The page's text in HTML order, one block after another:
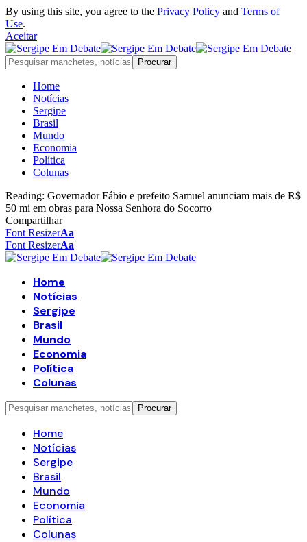
By using this site, you agree to the Privacy Policy and Terms of
Use.
Aceitar
Home
Notícias
Sergipe
Brasil
Mundo
Economia
Política
Colunas
Reading: Governador Fábio e prefeito Samuel anunciam mais de R$
50 mi em obras para Nossa Senhora do Socorro
Compartilhar
Font ResizerAa
Font ResizerAa
Home
Notícias
Sergipe
Brasil
Mundo
Economia
Política
Colunas
Home
Notícias
Sergipe
Brasil
Mundo
Economia
Política
Colunas